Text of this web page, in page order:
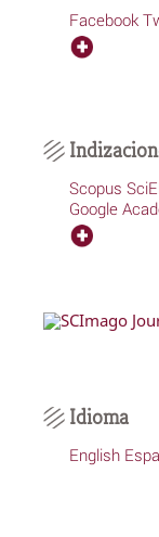
Facebook
Scopus
Google
Idioma
English